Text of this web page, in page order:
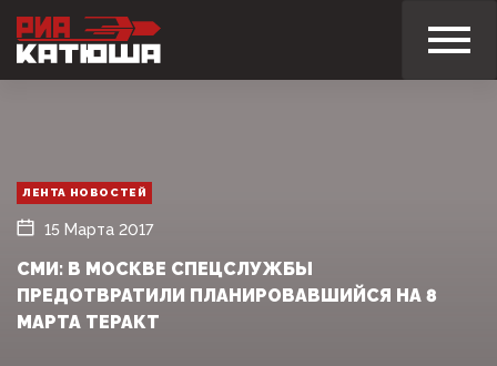
ЛЕНТА НОВОСТЕЙ
15 Марта 2017
СМИ: В МОСКВЕ СПЕЦСЛУЖБЫ
ПРЕДОТВРАТИЛИ ПЛАНИРОВАВШИЙСЯ НА 8
МАРТА ТЕРАКТ